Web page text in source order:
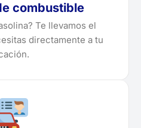
combustible
Te llevamos el
directamente a tu